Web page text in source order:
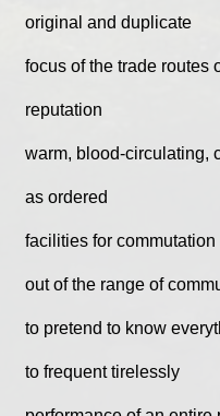
original and duplicate
focus of the trade routes
reputation
warm, blood-circulating,
as ordered
facilities for commutation
out of the range of
to pretend to know
to frequent tirelessly